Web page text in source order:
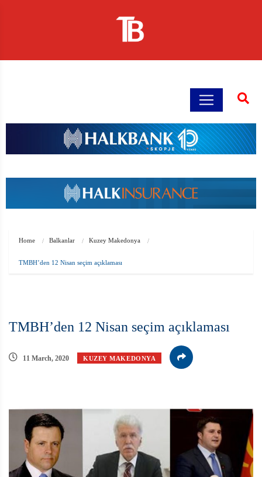
Home Balkanlar Kuzey Makedonya
TMBH’den 12 Nisan seçim açıklaması
TMBH’den 12 Nisan seçim açıklaması
11 March, 2020 KUZEY MAKEDONYA